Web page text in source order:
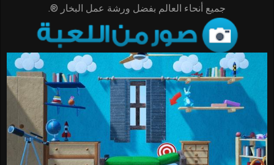
جميع أنحاء العالم بفضل ورشة عمل البخار ®.